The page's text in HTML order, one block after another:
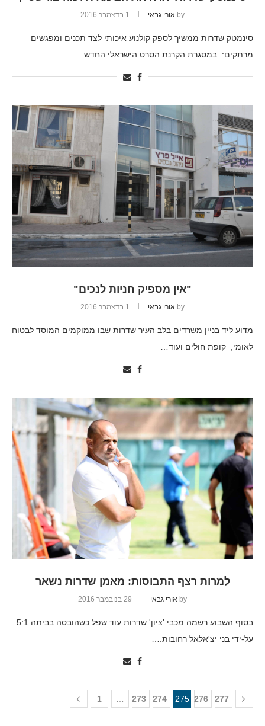
by אורי גבאי 1 בדצמבר 2016
סינמטק שדרות ממשיך לספק קולנוע איכותי לצד תכנים ומפגשים
מרתקים: במסגרת הקרנת הסרט הישראלי החדש…
"אין מספיק חניות לנכים"
by אורי גבאי 1 בדצמבר 2016
מדוע ליד בניין משרדים בלב העיר שדרות שבו ממוקמים המוסד לבטוח
לאומי, קופת חולים ועוד…
למרות רצף התבוסות: מאמן שדרות נשאר
by אורי גבאי 29 בנובמבר 2016
בסוף השבוע רשמה מכבי 'ציון' שדרות עוד שפל כשהובסה בביתה 5:1
על-ידי בני יצ'אלאל רחובות.…
1 273 274 275 276 277